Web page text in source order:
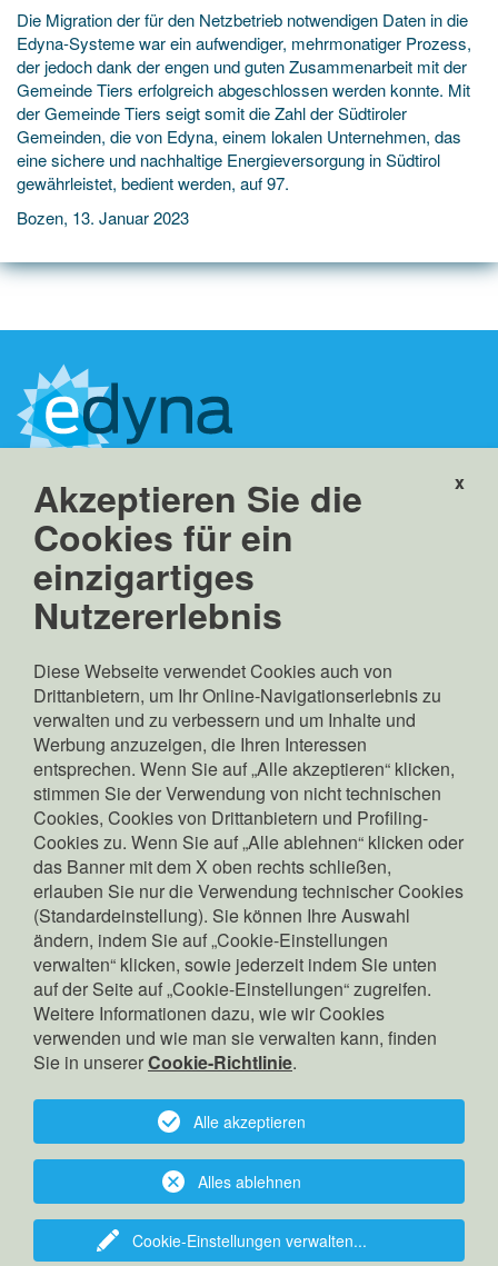
Die Migration der für den Netzbetrieb notwendigen Daten in die
Edyna-Systeme war ein aufwendiger, mehrmonatiger Prozess,
der jedoch dank der engen und guten Zusammenarbeit mit der
Gemeinde Tiers erfolgreich abgeschlossen werden konnte. Mit
der Gemeinde Tiers seigt somit die Zahl der Südtiroler
Gemeinden, die von Edyna, einem lokalen Unternehmen, das
eine sichere und nachhaltige Energieversorgung in Südtirol
gewährleistet, bedient werden, auf 97.
Bozen, 13. Januar 2023
Edyna GmbH
Linkes Eisackufer 45a
39100 Bozen, Italien
info(at)edyna.net
edyna(at)pec.edyna.net
MwSt.-, St.- und
Bozen: 02689370217
Gesellschaftskapital:
Euro 70.000.000,00 v.e.
Gesetzlicher Vertreter:
Pierpaolo Zamunaro
Copyright: © Edyna GmbH
Suche
Kontakt
Datenschutz
Cookies
Corporate Governance
Gestore indipendente
Barrierefreiheit
Cookies verwalten
web by Konverto
Akzeptieren Sie die
Cookies für ein
einzigartiges
Nutzererlebnis
Diese Webseite verwendet Cookies auch von
Drittanbietern, um Ihr Online-Navigationserlebnis zu
verwalten und zu verbessern und um Inhalte und
Werbung anzuzeigen, die Ihren Interessen
entsprechen. Wenn Sie auf „Alle akzeptieren“ klicken,
stimmen Sie der Verwendung von nicht technischen
Cookies, Cookies von Drittanbietern und Profiling-
Cookies zu. Wenn Sie auf „Alle ablehnen“ klicken oder
das Banner mit dem X oben rechts schließen,
erlauben Sie nur die Verwendung technischer Cookies
(Standardeinstellung). Sie können Ihre Auswahl
ändern, indem Sie auf „Cookie-Einstellungen
verwalten“ klicken, sowie jederzeit indem Sie unten
auf der Seite auf „Cookie-Einstellungen“ zugreifen.
Weitere Informationen dazu, wie wir Cookies
verwenden und wie man sie verwalten kann, finden
Sie in unsererCookie-Richtlinie.
x
Cookie-Einstellungen verwalten...
Alles ablehnen
Alle akzeptieren